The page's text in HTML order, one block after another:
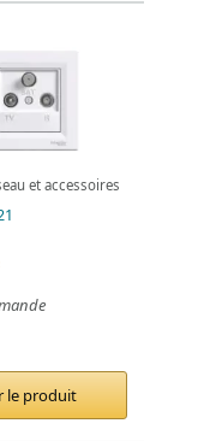
et accessoires
le produit